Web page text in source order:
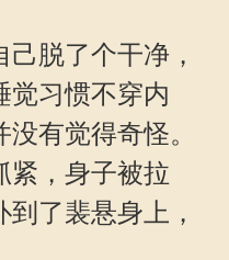
脱了个干净，
觉习惯不穿内
有觉得奇怪。
，身子被拉
了裴悬身上，